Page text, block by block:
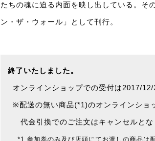
たちの魂に迫る内面を映し出している。そ
ン・ザ・ウォール」として刊行。
終了いたしました。
オンラインショップでの受付は2017/
※配送の無い商品(*1)のオンラインショ
代金引換でのご注文はキャンセルとな
*1 参加券のみ及び店頭にてお渡しの商品は